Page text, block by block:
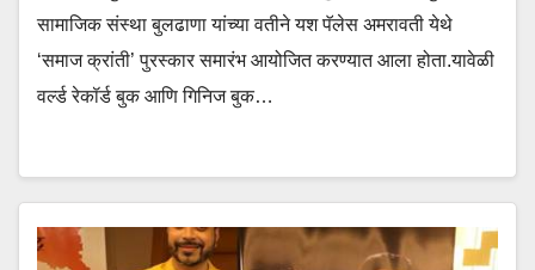
सामाजिक संस्था बुलढाणा यांच्या वतीने यश पॅलेस अमरावती येथे
‘समाज क्रांती’ पुरस्कार समारंभ आयोजित करण्यात आला होता.यावेळी
वर्ल्ड रेकॉर्ड बुक आणि गिनिज बुक…